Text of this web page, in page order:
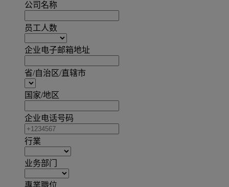
公司名称
员工人数
企业电子邮箱地址
省/自治区/直辖市
国家/地区
企业电话号码
行業
业务部门